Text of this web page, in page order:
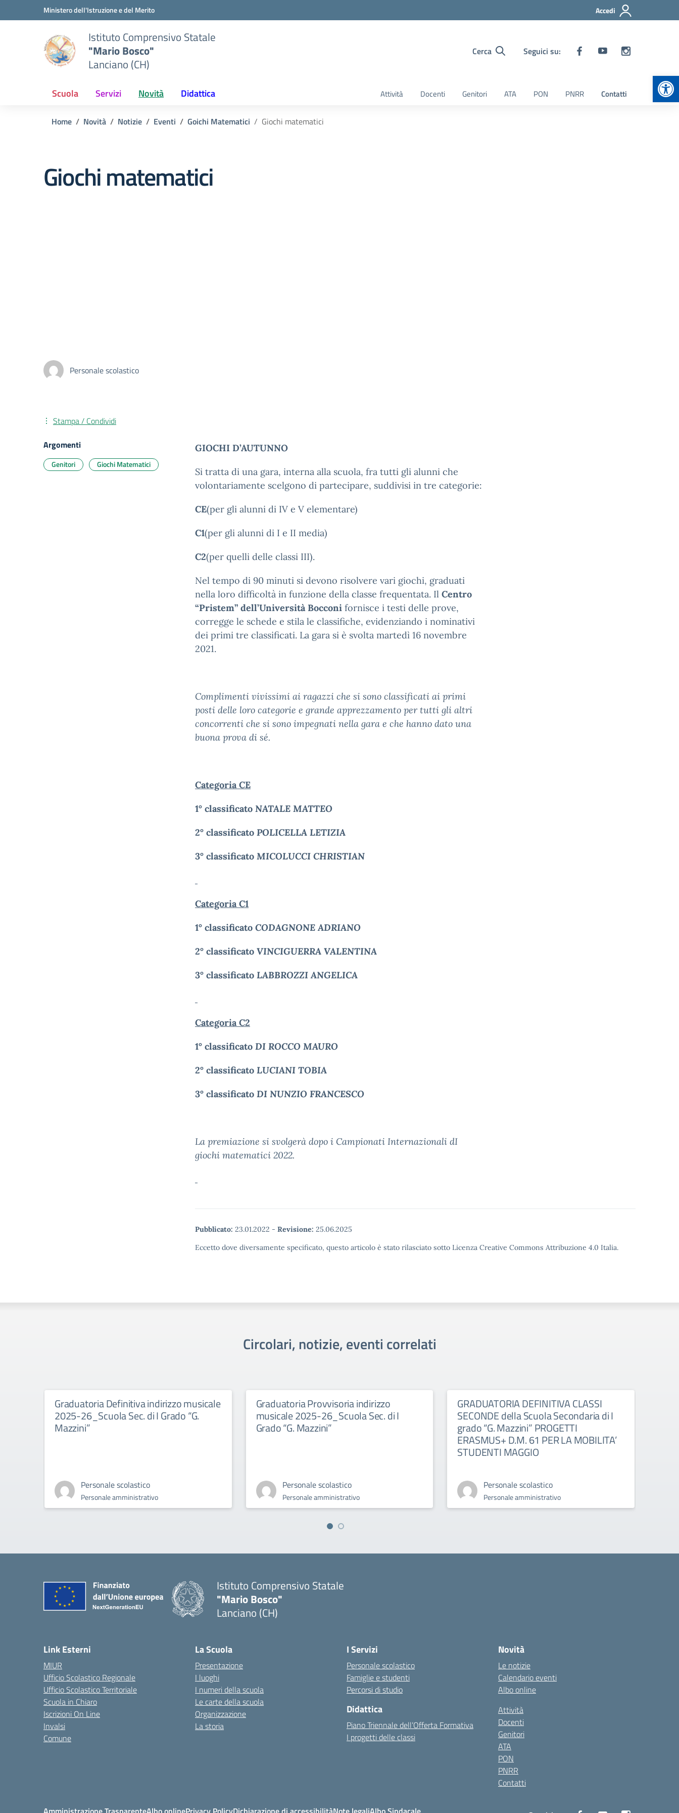
Vai ai contenuti
Vai al menu di navigazioneMinistero dell'Istruzione e del Merito Accedi
Istituto Comprensivo Statale
"Mario Bosco"
Lanciano (CH)
Cerca Seguici su:
Scuola Servizi Novità Didattica Attività Docenti Genitori ATA PON PNRR Contatti
Home Novità Notizie Eventi Goichi Matematici Giochi matematici
Giochi matematici
Personale scolastico
GIOCHI D’AUTUNNO
Si tratta di una gara, interna alla scuola, fra tutti gli alunni che
volontariamente scelgono di partecipare, suddivisi in tre categorie:
CE(per gli alunni di IV e V elementare)
C1(per gli alunni di I e II media)
C2(per quelli delle classi III).
Nel tempo di 90 minuti si devono risolvere vari giochi, graduati
nella loro difficoltà in funzione della classe frequentata. Il Centro
“Pristem” dell’Università Bocconi fornisce i testi delle prove,
corregge le schede e stila le classifiche, evidenziando i nominativi
dei primi tre classificati. La gara si è svolta martedì 16 novembre
2021.
Complimenti vivissimi ai ragazzi che si sono classificati ai primi
posti delle loro categorie e grande apprezzamento per tutti gli altri
concorrenti che si sono impegnati nella gara e che hanno dato una
buona prova di sé.
Categoria CE
1° classificato NATALE MATTEO
2° classificato POLICELLA LETIZIA
3° classificato MICOLUCCI CHRISTIAN
Categoria C1
1° classificato CODAGNONE ADRIANO
2° classificato VINCIGUERRA VALENTINA
3° classificato LABBROZZI ANGELICA
Categoria C2
1° classificato DI ROCCO MAURO
2° classificato LUCIANI TOBIA
3° classificato DI NUNZIO FRANCESCO
La premiazione si svolgerà dopo i Campionati Internazionali dI
giochi matematici 2022.
Pubblicato: 23.01.2022 - Revisione: 25.06.2025
Eccetto dove diversamente specificato, questo articolo è stato rilasciato sotto Licenza Creative Commons Attribuzione 4.0 Italia.
Stampa / Condividi
Argomenti
Genitori Giochi Matematici
Circolari, notizie, eventi correlati
Graduatoria Definitiva indirizzo musicale
2025-26_Scuola Sec. di I Grado “G.
Mazzini”
Personale scolastico
Personale amministrativo
Graduatoria Provvisoria indirizzo
musicale 2025-26_Scuola Sec. di I
Grado “G. Mazzini”
Personale scolastico
Personale amministrativo
GRADUATORIA DEFINITIVA CLASSI
SECONDE della Scuola Secondaria di I
grado “G. Mazzini” PROGETTI
ERASMUS+ D.M. 61 PER LA MOBILITA’
STUDENTI MAGGIO
Personale scolastico
Personale amministrativo
Istituto Comprensivo Statale
"Mario Bosco"
Lanciano (CH)
Link Esterni
MIUR
Ufficio Scolastico Regionale
Ufficio Scolastico Territoriale
Scuola in Chiaro
Iscrizioni On Line
Invalsi
Comune
La Scuola
Presentazione
I luoghi
I numeri della scuola
Le carte della scuola
Organizzazione
La storia
I Servizi
Personale scolastico
Famiglie e studenti
Percorsi di studio
Didattica
Piano Triennale dell’Offerta Formativa
I progetti delle classi
Novità
Le notizie
Calendario eventi
Albo online
Attività
Docenti
Genitori
ATA
PON
PNRR
Contatti